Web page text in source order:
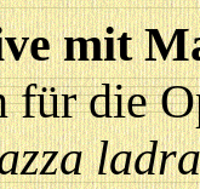
mit
für die
ladra